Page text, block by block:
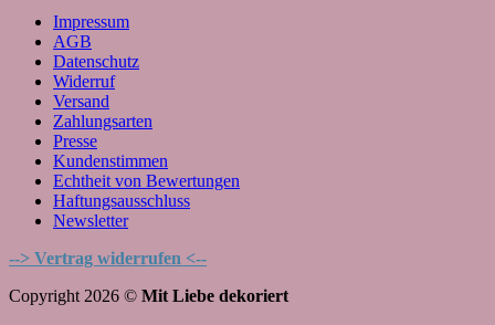
Impressum
AGB
Datenschutz
Widerruf
Versand
Zahlungsarten
Presse
Kundenstimmen
Echtheit von Bewertungen
Haftungsausschluss
Newsletter
--> Vertrag widerrufen <--
Copyright 2026 © Mit Liebe dekoriert